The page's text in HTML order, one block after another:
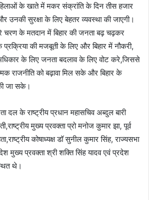
के खाते में मकर संक्रांति के दिन तीस हजार
उनकी सुरक्षा के लिए बेहतर व्यवस्था की जाएगी।
चरण के मतदान में बिहार की जनता बढ़ चढ़कर
की मजबूती के लिए और बिहार में नौकरी,
के लिए जनता बदलाव के लिए वोट करे,जिससे
राजनीति को बढ़ावा मिल सके और बिहार के
जा सके।
दल के राष्ट्रीय प्रधान महासचिव अब्दुल बारी
मुख्य प्रवक्ता प्रो मनोज कुमार झा, पूर्व
कोषाध्यक्ष डॉ सुनील कुमार सिंह, राज्यसभा
मुख्य प्रवक्ता श्री शक्ति सिंह यादव एवं प्रदेश
थे।